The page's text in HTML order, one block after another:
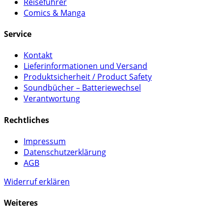
Comics & Manga
Service
Kontakt
Lieferinformationen und Versand
Produktsicherheit / Product Safety
Soundbücher – Batteriewechsel
Verantwortung
Rechtliches
Impressum
Datenschutzerklärung
AGB
Widerruf erklären
Weiteres